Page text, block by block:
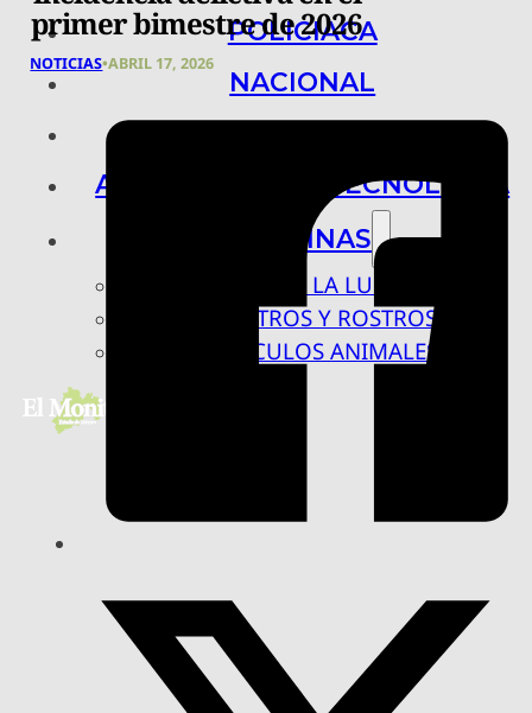
POLICIACA
NACIONAL
ARTE, CIENCIA Y TECNOLOGÍA
COLUMNAS
BAJO LA LUPA
RASTROS Y ROSTROS
VÍNCULOS ANIMALES
primer bimestre de 2026
NOTICIAS•ABRIL 17, 2026